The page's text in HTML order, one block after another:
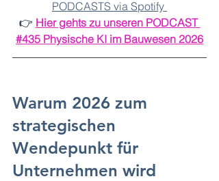
PODCASTS via Spotify
👉 Hier gehts zu unseren PODCAST
#435 Physische KI im Bauwesen 2026
Warum 2026 zum
strategischen
Wendepunkt für
Unternehmen wird